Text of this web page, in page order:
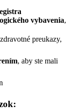
vybavenia,
preukazy,
, aby ste mali